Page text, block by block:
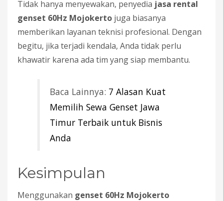
Tidak hanya menyewakan, penyedia jasa rental
genset 60Hz Mojokerto juga biasanya
memberikan layanan teknisi profesional. Dengan
begitu, jika terjadi kendala, Anda tidak perlu
khawatir karena ada tim yang siap membantu.
Baca Lainnya: 7 Alasan Kuat
Memilih Sewa Genset Jawa
Timur Terbaik untuk Bisnis
Anda
Kesimpulan
Menggunakan genset 60Hz Mojokerto